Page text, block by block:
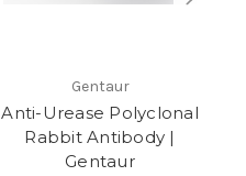
Gentaur
Anti-Urease Polyclonal
Rabbit Antibody |
Gentaur